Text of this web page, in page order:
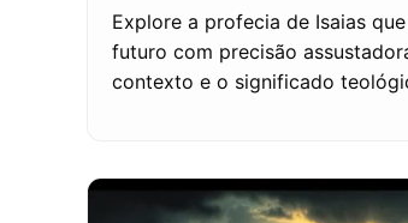
Explore a profecia de Isaias
futuro com precisão
contexto e o significado